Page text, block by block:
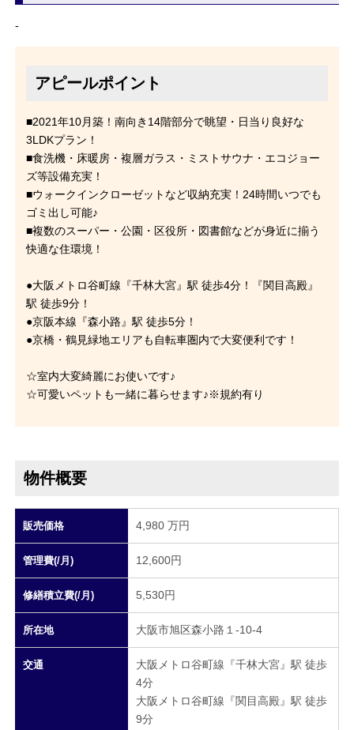
-
アピールポイント
■2021年10月築！南向き14階部分で眺望・日当り良好な
3LDKプラン！
■食洗機・床暖房・複層ガラス・ミストサウナ・エコジョー
ズ等設備充実！
■ウォークインクローゼットなど収納充実！24時間いつでも
ゴミ出し可能♪
■複数のスーパー・公園・区役所・図書館などが身近に揃う
快適な住環境！
●大阪メトロ谷町線『千林大宮』駅 徒歩4分！『関目高殿』
駅 徒歩9分！
●京阪本線『森小路』駅 徒歩5分！
●京橋・鶴見緑地エリアも自転車圏内で大変便利です！
☆室内大変綺麗にお使いです♪
☆可愛いペットも一緒に暮らせます♪※規約有り
物件概要
販売価格 4,980 万円
管理費(/月) 12,600円
修繕積立費(/月) 5,530円
所在地 大阪市旭区森小路１-10-4
交通
大阪メトロ谷町線『千林大宮』駅 徒歩
4分
大阪メトロ谷町線『関目高殿』駅 徒歩
9分